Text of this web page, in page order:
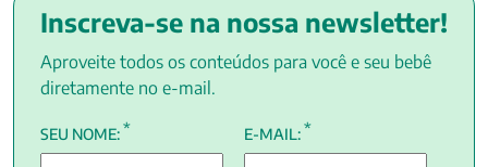
Inscreva-se na nossa newsletter!
Aproveite todos os conteúdos para você e seu bebê
diretamente no e-mail.
SEU NOME:* E-MAIL:*